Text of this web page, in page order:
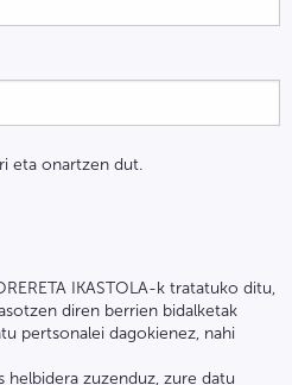
eta onartzen dut.
IKASTOLA-k tratatuko ditu,
diren berrien bidalketak
pertsonalei dagokienez, nahi
helbidera zuzenduz, zure datu